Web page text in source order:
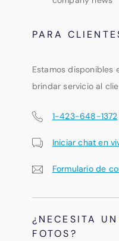
PARA
Estamos disponibles
brindar servicio al
1-423-648-1372
Iniciar chat en
Formulario de
¿NECESITA
FOTOS?